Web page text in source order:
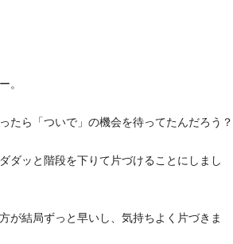
。
たら「ついで」の機会を待ってたんだろう？
ダッと階段を下りて片づけることにしまし
が結局ずっと早いし、気持ちよく片づきま